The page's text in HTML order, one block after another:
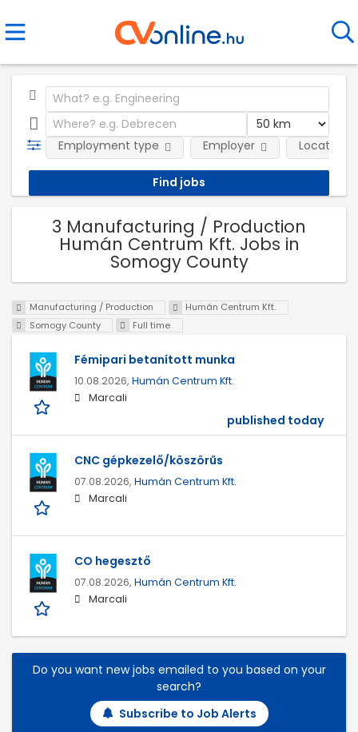
Employment type Employer Location
3 Manufacturing / Production
Humán Centrum Kft. Jobs in
Somogy County
Manufacturing / Production
Humán Centrum Kft.
Somogy County
Full time
Fémipari betanított munka
10.08.2026, Humán Centrum Kft.
Marcali
published today
CNC gépkezelő/köszörűs
07.08.2026, Humán Centrum Kft.
Marcali
CO hegesztő
07.08.2026, Humán Centrum Kft.
Marcali
Do you want new jobs emailed to you based on your
search?
Subscribe to Job Alerts